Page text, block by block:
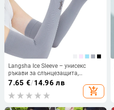
Langsha Ice Sleeve – унисекс
ръкави за слънцезащита,
изработени от 90% нейлон,
дебелина 20–24 g, летен модел
2024
7.65 €/14.96 лв
add_shopping_cart